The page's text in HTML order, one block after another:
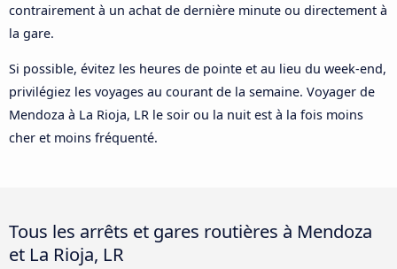
contrairement à un achat de dernière minute ou directement à
la gare.
Si possible, évitez les heures de pointe et au lieu du week-end,
privilégiez les voyages au courant de la semaine. Voyager de
Mendoza à La Rioja, LR le soir ou la nuit est à la fois moins
cher et moins fréquenté.
Tous les arrêts et gares routières à Mendoza
et La Rioja, LR